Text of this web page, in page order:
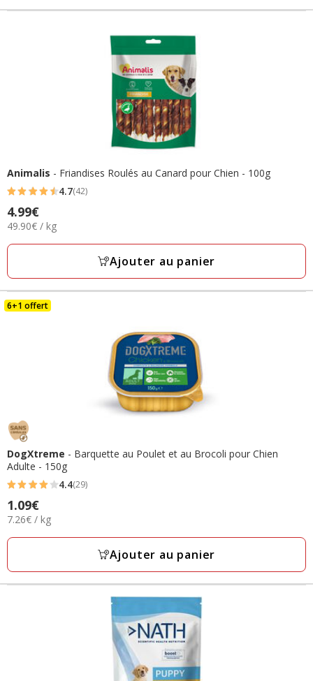
Animalis - Friandises Roulés au Canard pour Chien - 100g
4.7
étoiles
avec
42
4.7(42)
Prix
4.99€
4.99€
49.90€
Kg
49.90€ / kg
Ajouter au panier
6+1 offert
DogXtreme - Barquette au Poulet et au Brocoli pour Chien
Adulte - 150g
4.4
étoiles
avec
29
4.4(29)
Prix
1.09€
1.09€
7.26€
Kg
7.26€ / kg
Ajouter au panier